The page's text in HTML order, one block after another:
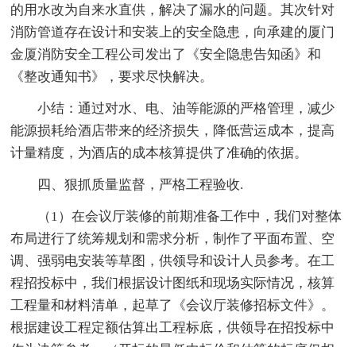
的用水改为自来水直供，解决了漏水的问题。其次针对
消防管道存在设计和安装上的安全隐患，向承建的厦门
金厦消防安全工程公司发出了《安全隐患告知函》和
《整改通知书》，要求尽快解决。
小结：通过对水、电、油等能源的严格管理，减少
能源损耗给酒店带来的经济损失，降低营运成本，提高
计量精度，为酒店的成本核算提供了准确的依据。
四、狠抓质量监督，严格工程验收.
（1）在会议厅装修的前期准备工作中，我们对整体
布局进行了统筹规划和需求分析，制作了平面布置、空
调、强弱电安装等草图，供领导和设计人员参考。在工
程招投标中，我们根据设计图纸和现场实际情况，核算
工程量和材料清单，起草了《会议厅装修招标文件》。
根据建设工程定额估算出工程标底，供领导在招投标中